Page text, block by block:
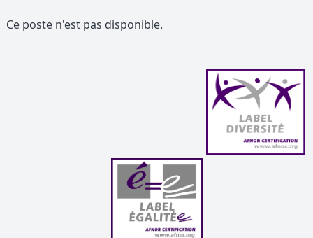
Ce poste n'est pas disponible.